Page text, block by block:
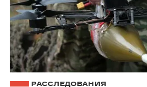
РАССЛЕДОВАНИЯ